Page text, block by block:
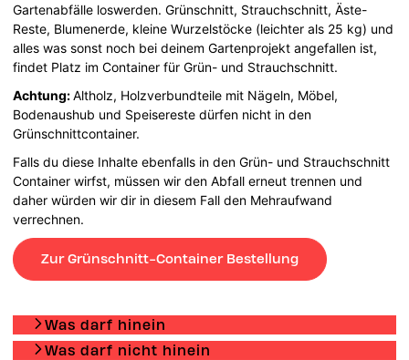
Gartenabfälle loswerden. Grünschnitt, Strauchschnitt, Äste-
Reste, Blumenerde, kleine Wurzelstöcke (leichter als 25 kg) und
alles was sonst noch bei deinem Gartenprojekt angefallen ist,
findet Platz im Container für Grün- und Strauchschnitt.
Achtung:Altholz, Holzverbundteile mit Nägeln, Möbel,
Bodenaushub und Speisereste dürfen nicht in den
Grünschnittcontainer.
Falls du diese Inhalte ebenfalls in den Grün- und Strauchschnitt
Container wirfst, müssen wir den Abfall erneut trennen und
daher würden wir dir in diesem Fall den Mehraufwand
verrechnen.
Zur Grünschnitt-Container Bestellung
Was darf hinein
Was darf nicht hinein